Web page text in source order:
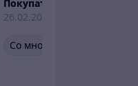
Покупатель
26.02.2026
Со мной не связались